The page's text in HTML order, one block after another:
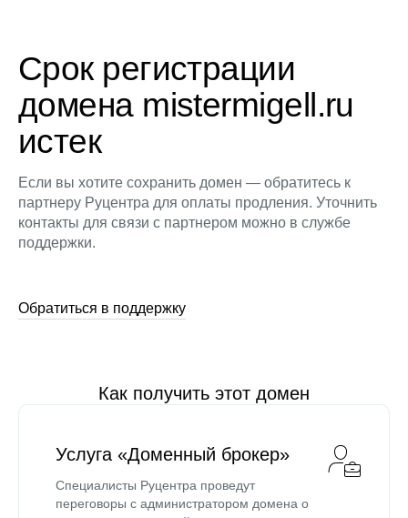
Срок регистрации
домена mistermigell.ru
истек
Если вы хотите сохранить домен — обратитесь к
партнеру Руцентра для оплаты продления. Уточнить
контакты для связи с партнером можно в службе
поддержки.
Обратиться в поддержку
Как получить этот домен
Услуга «Доменный брокер»
Специалисты Руцентра проведут
переговоры с администратором домена о